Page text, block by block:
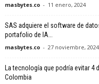
masbytes.co - 11 enero, 2024
SAS adquiere el software de
portafolio de IA...
masbytes.co - 27 noviembre, 2024
La tecnología que podría evitar 4
Colombia